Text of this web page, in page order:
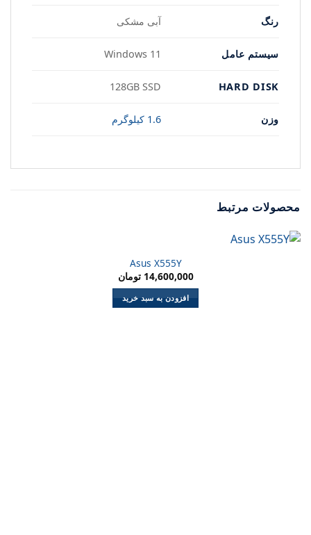
رنگ آبی مشکی
سیستم عامل Windows 11
HARD DISK
128GB SSD
وزن 1.6 کیلوگرم
محصولات مرتبط
Asus X555Y
14,600,000 تومان
افزودن به سبد خرید